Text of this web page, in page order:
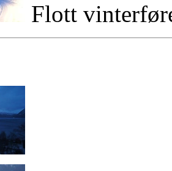
Flott